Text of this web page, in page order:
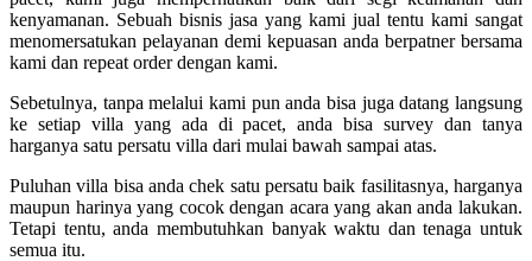
kenyamanan. Sebuah bisnis jasa yang kami jual tentu kami sangat
menomersatukan pelayanan demi kepuasan anda berpatner bersama
kami dan repeat order dengan kami.
Sebetulnya, tanpa melalui kami pun anda bisa juga datang langsung
ke setiap villa yang ada di pacet, anda bisa survey dan tanya
harganya satu persatu villa dari mulai bawah sampai atas.
Puluhan villa bisa anda chek satu persatu baik fasilitasnya, harganya
maupun harinya yang cocok dengan acara yang akan anda lakukan.
Tetapi tentu, anda membutuhkan banyak waktu dan tenaga untuk
semua itu.